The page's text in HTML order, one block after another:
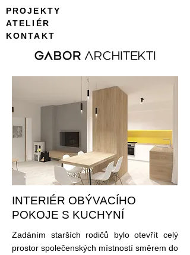
PROJEKTY
ATELIÉR
KONTAKT
INTERIÉR OBÝVACÍHO
POKOJE S KUCHYNÍ
Zadáním starších rodičů bylo otevřít celý
prostor společenských místností směrem do